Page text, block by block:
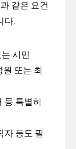
같은 요건
다.
시민
또는 최
등 특별히
자 등도 필